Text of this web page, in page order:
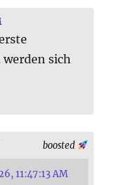
sich
boosted
11:47:13 AM